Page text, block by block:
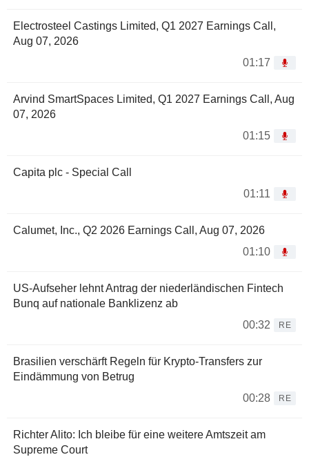
Electrosteel Castings Limited, Q1 2027 Earnings Call,
Aug 07, 2026
01:17
Arvind SmartSpaces Limited, Q1 2027 Earnings Call, Aug
07, 2026
01:15
Capita plc - Special Call
01:11
Calumet, Inc., Q2 2026 Earnings Call, Aug 07, 2026
01:10
US-Aufseher lehnt Antrag der niederländischen Fintech
Bunq auf nationale Banklizenz ab
00:32
RE
Brasilien verschärft Regeln für Krypto-Transfers zur
Eindämmung von Betrug
00:28
RE
Richter Alito: Ich bleibe für eine weitere Amtszeit am
Supreme Court